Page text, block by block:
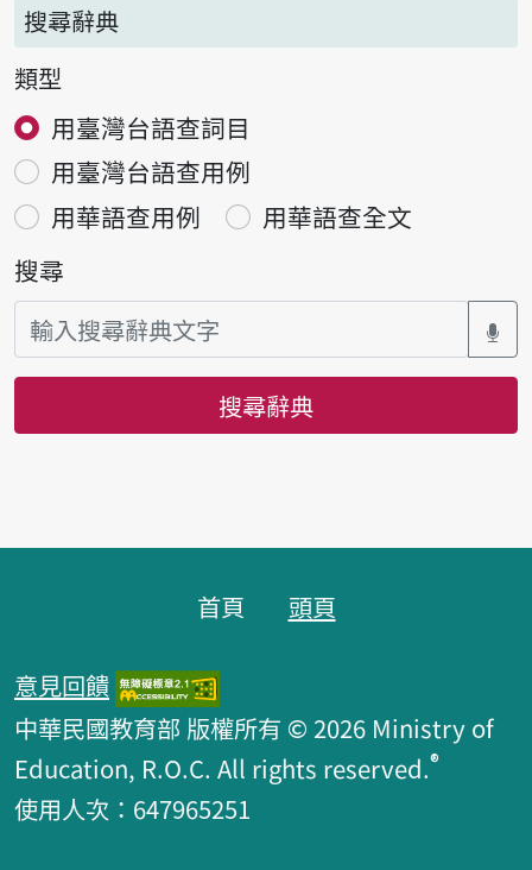
搜尋辭典
類型
用臺灣台語查詞目
用臺灣台語查用例
用華語查用例
用華語查全文
搜尋
搜尋辭典
首頁 頭頁
意見回饋
中華民國教育部 版權所有 © 2026 Ministry of
Education, R.O.C. All rights reserved.®
使用人次：647965251